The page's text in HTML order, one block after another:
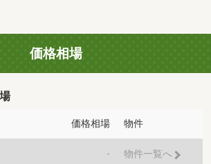
価格相場
価格相場 物件
- 物件一覧へ